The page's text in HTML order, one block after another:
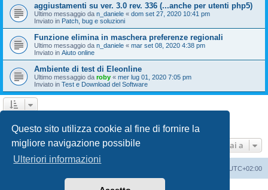
Questo sito utilizza cookie al fine di fornire la
migliore navigazione possibile
Ulteriori informazioni
aggiustamenti su ver. 3.0 rev. 336 (...anche per utenti php5)
Ultimo messaggio da n_daniele « dom set 27, 2020 10:41 pm
Inviato in Patch, bug e soluzioni
Funzione elimina in maschera preferenze regionali
Ultimo messaggio da n_daniele « mar set 08, 2020 4:38 pm
Inviato in Aiuto online
Ambiente di test di Eleonline
Ultimo messaggio da roby « mer lug 01, 2020 7:05 pm
Inviato in Test e Download del Software
Vai a
UTC+02:00